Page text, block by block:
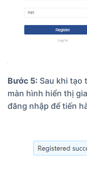
Bước 5: Sau khi tạo
màn hình hiển thị
đăng nhập để tiến